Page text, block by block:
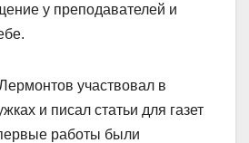
у преподавателей и
участвовал в
и писал статьи для газет
работы были